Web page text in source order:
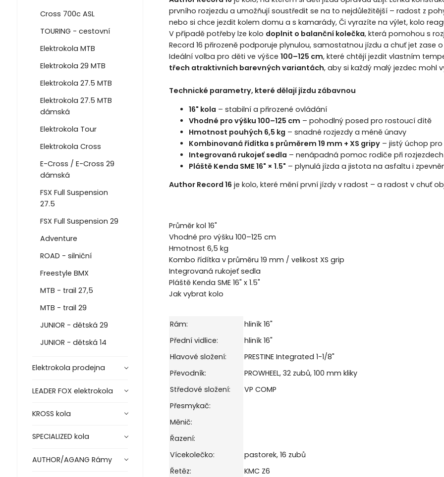
Cross 700c ASL
TOURING - cestovní
Elektrokola MTB
Elektrokola 29 MTB
Elektrokola 27.5 MTB
Elektrokola 27.5 MTB
dámská
Elektrokola Tour
Elektrokola Cross
E-Cross / E-Cross 29
dámská
FSX Full Suspension
27.5
FSX Full Suspension 29
Adventure
ROAD - silniční
Freestyle BMX
MTB - trail 27,5
MTB - trail 29
JUNIOR - dětská 29
JUNIOR - dětská 14
Elektrokola prodejna
LEADER FOX elektrokola
KROSS kola
SPECIALIZED kola
AUTHOR/AGANG Rámy
prvního rozjezdu a umožňují soustředit se na to nejdůležitější – radost z
nebo si chce jezdit kolem domu a s kamarády, Či vyrazíte na výlet, kolo
V případě potřeby lze kolo doplnit o balanční kolečka, která pomohou s
Record 16 přirozeně podporuje plynulou, samostatnou jízdu a chuť jet zase o
Ideální volba pro děti ve výšce 100–125 cm, které chtějí jezdit vlastním
třech atraktivních barevných variantách, aby si každý malý jezdec mohl
Technické parametry, které dělají jízdu zábavnou
16" kola – stabilní a přirozené ovládání
Vhodné pro výšku 100–125 cm – pohodlný posed pro rostoucí dítě
Hmotnost pouhých 6,5 kg – snadné rozjezdy a méně únavy
Kombinovaná řídítka s průměrem 19 mm + XS gripy– jistý úchop pro
Integrovaná rukojeť sedla – nenápadná pomoc rodiče při rozjezdech
Pláště Kenda SME 16" × 1.5" – plynulá jízda a jistota na asfaltu i
Author Record 16 je kolo, které mění první jízdy v radost – a radost v chuť
Průměr kol 16"
Vhodné pro výšku 100–125 cm
Hmotnost 6,5 kg
Kombo řídítka v průměru 19 mm / velikost XS grip
Integrovaná rukojeť sedla
Pláště Kenda SME 16" x 1.5"
Jak vybrat kolo
Rám:
hliník 16"
Přední vidlice:
hliník 16"
Hlavové složení:
PRESTINE Integrated 1-1/8"
Převodník:
PROWHEEL, 32 zubů, 100 mm kliky
Středové složení:
VP COMP
Přesmykač:
Měnič:
Řazení:
Vícekolečko:
pastorek, 16 zubů
Řetěz:
KMC Z6